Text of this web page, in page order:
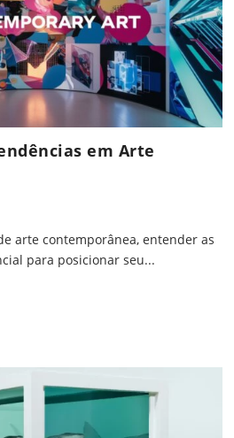
em Arte
arte contemporânea, entender as
para posicionar seu...